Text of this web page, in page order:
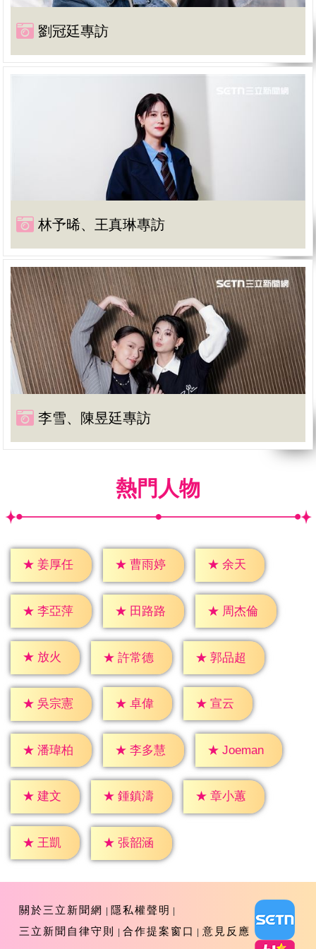
劉冠廷專訪
林予晞、王真琳專訪
李雪、陳昱廷專訪
熱門人物
★ 姜厚任 ★ 曹雨婷 ★ 余天
★ 李亞萍 ★ 田路路 ★ 周杰倫
★ 放火 ★ 許常德 ★ 郭品超
★ 吳宗憲 ★ 卓偉 ★ 宣云
★ 潘瑋柏 ★ 李多慧 ★ Joeman
★ 建文 ★ 鍾鎮濤 ★ 章小蕙
★ 王凱 ★ 張韶涵
關於三立新聞網
隱私權聲明
三立新聞自律守則
合作提案窗口 意見反應